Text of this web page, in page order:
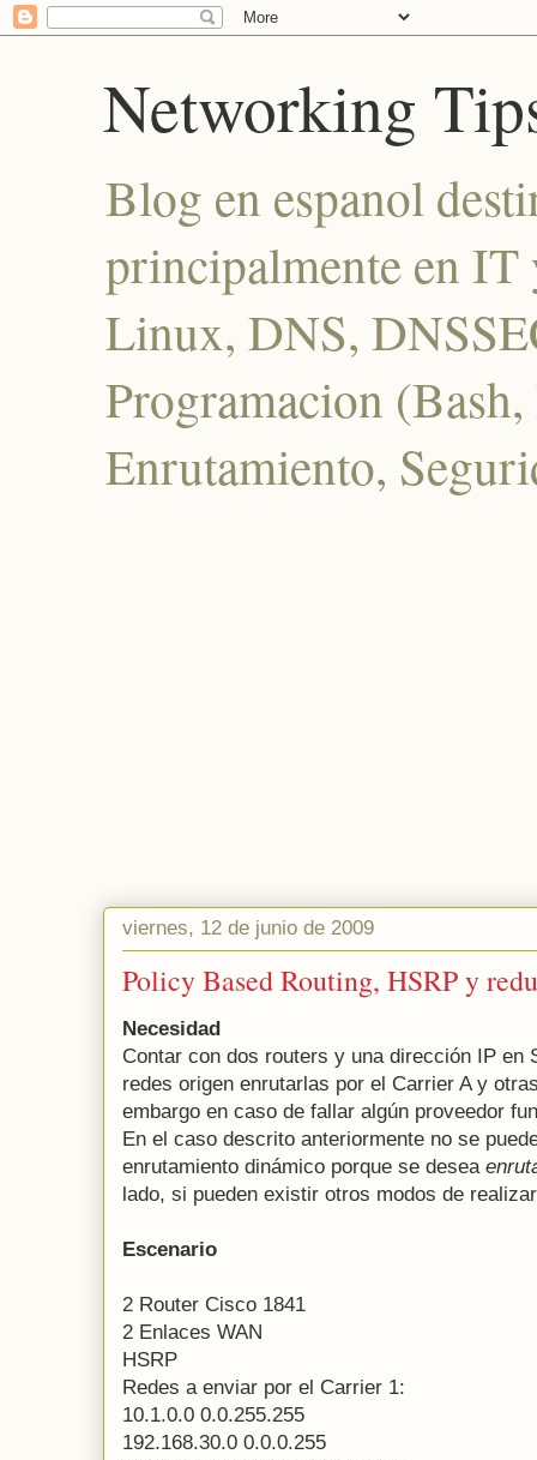
Networking
Blog en espanol
principalmente en IT
Linux, DNS,
Programacion
Enrutamiento,
viernes, 12 de junio de 2009
Policy Based Routing, HSRP y
Necesidad
Contar con dos routers y una dirección IP en
redes origen enrutarlas por el Carrier A y
embargo en caso de fallar algún proveedor
En el caso descrito anteriormente no se
enrutamiento dinámico porque se desea
lado, si pueden existir otros modos de
Escenario
2 Router Cisco 1841
2 Enlaces WAN
HSRP
Redes a enviar por el Carrier 1:
10.1.0.0 0.0.255.255
192.168.30.0 0.0.0.255